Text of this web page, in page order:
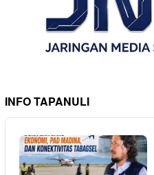
INFO TAPANULI